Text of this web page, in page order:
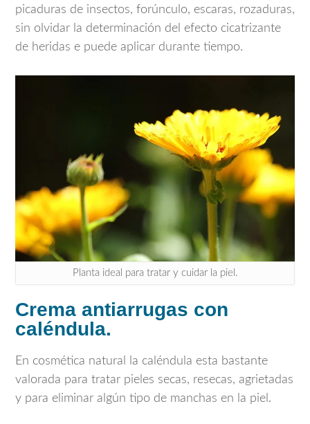
picaduras de insectos, forúnculo, escaras, rozaduras,
sin olvidar la determinación del efecto cicatrizante
de heridas e puede aplicar durante tiempo.
Planta ideal para tratar y cuidar la piel.
Crema antiarrugas con
caléndula.
En cosmética natural la caléndula esta bastante
valorada para tratar pieles secas, resecas, agrietadas
y para eliminar algún tipo de manchas en la piel.